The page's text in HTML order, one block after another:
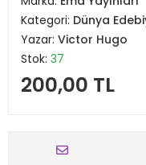
Kategori: Dünya
Yazar: Victor Hugo
Stok: 37
200,00 TL